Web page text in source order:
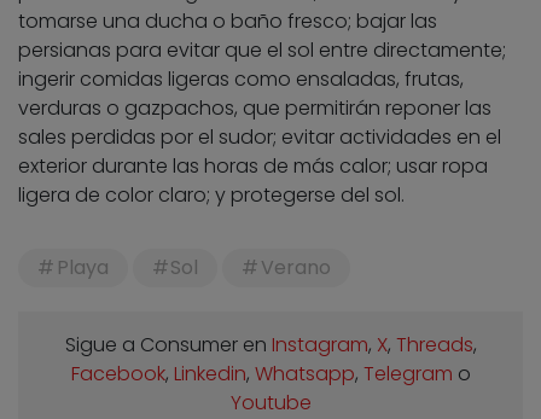
tomarse una ducha o baño fresco; bajar las
persianas para evitar que el sol entre directamente;
ingerir comidas ligeras como ensaladas, frutas,
verduras o gazpachos, que permitirán reponer las
sales perdidas por el sudor; evitar actividades en el
exterior durante las horas de más calor; usar ropa
ligera de color claro; y protegerse del sol.
Playa Sol Verano
Sigue a Consumer en Instagram, X, Threads,
Facebook, Linkedin, Whatsapp, Telegram o
Youtube